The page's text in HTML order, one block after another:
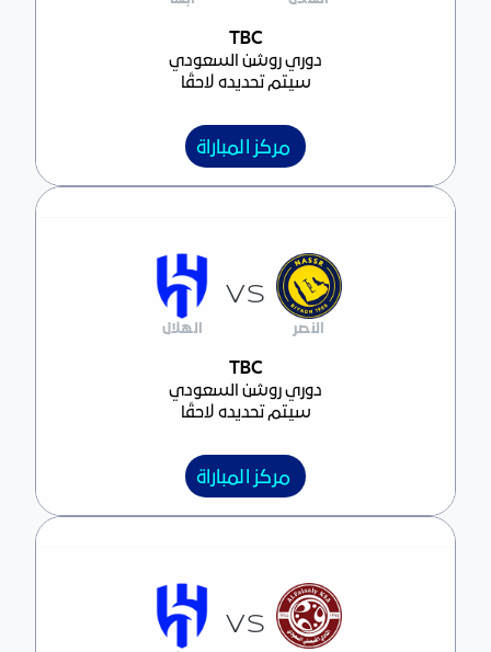
مركز المباراةTBC
دوري روشن السعودي
سيتم تحديده لاحقًا
مركز المباراة
مركز المباراةTBC
دوري روشن السعودي
سيتم تحديده لاحقًا
النصر
VS
الهلال
مركز المباراة
VS